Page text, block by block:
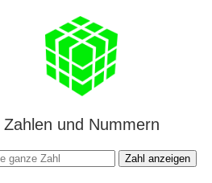
Zahlen und Nummern
Zahl anzeigen